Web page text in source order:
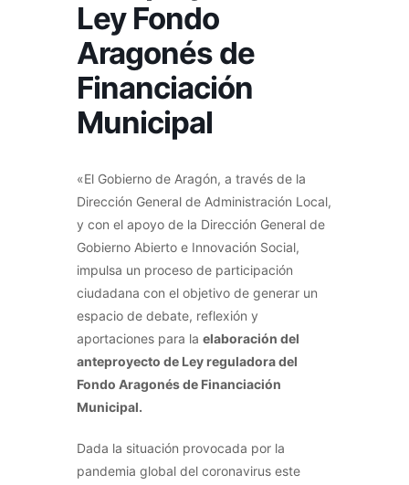
Ley Fondo
Aragonés de
Financiación
Municipal
«El Gobierno de Aragón, a través de la
Dirección General de Administración Local,
y con el apoyo de la Dirección General de
Gobierno Abierto e Innovación Social,
impulsa un proceso de participación
ciudadana con el objetivo de generar un
espacio de debate, reflexión y
aportaciones para la elaboración del
anteproyecto de Ley reguladora del
Fondo Aragonés de Financiación
Municipal.
Dada la situación provocada por la
pandemia global del coronavirus este